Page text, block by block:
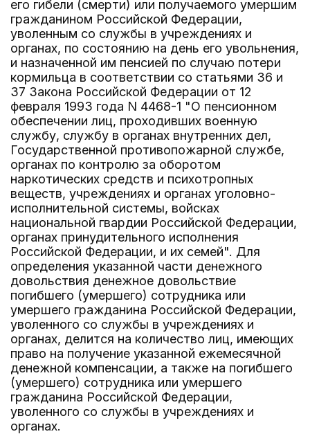
его гибели (смерти) или получаемого умершим
гражданином Российской Федерации,
уволенным со службы в учреждениях и
органах, по состоянию на день его увольнения,
и назначенной им пенсией по случаю потери
кормильца в соответствии со статьями 36 и
37 Закона Российской Федерации от 12
февраля 1993 года N 4468-1 "О пенсионном
обеспечении лиц, проходивших военную
службу, службу в органах внутренних дел,
Государственной противопожарной службе,
органах по контролю за оборотом
наркотических средств и психотропных
веществ, учреждениях и органах уголовно-
исполнительной системы, войсках
национальной гвардии Российской Федерации,
органах принудительного исполнения
Российской Федерации, и их семей". Для
определения указанной части денежного
довольствия денежное довольствие
погибшего (умершего) сотрудника или
умершего гражданина Российской Федерации,
уволенного со службы в учреждениях и
органах, делится на количество лиц, имеющих
право на получение указанной ежемесячной
денежной компенсации, а также на погибшего
(умершего) сотрудника или умершего
гражданина Российской Федерации,
уволенного со службы в учреждениях и
органах.